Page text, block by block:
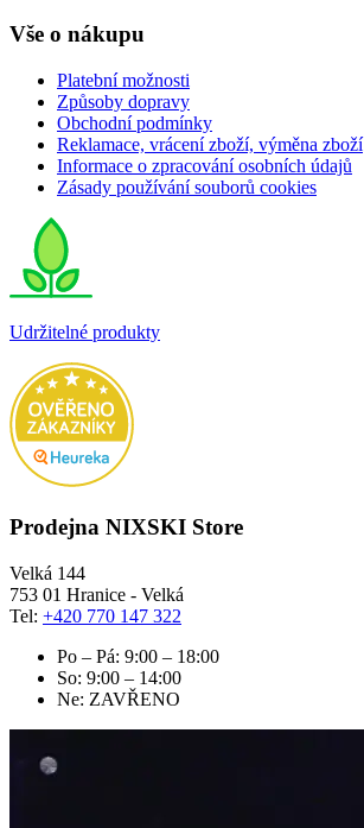
Vše o nákupu
Platební možnosti
Způsoby dopravy
Obchodní podmínky
Reklamace, vrácení zboží, výměna zboží
Informace o zpracování osobních údajů
Zásady používání souborů cookies
Udržitelné produkty
Prodejna NIXSKI Store
Velká 144
753 01 Hranice - Velká
Tel: +420 770 147 322
Po – Pá: 9:00 – 18:00
So: 9:00 – 14:00
Ne: ZAVŘENO